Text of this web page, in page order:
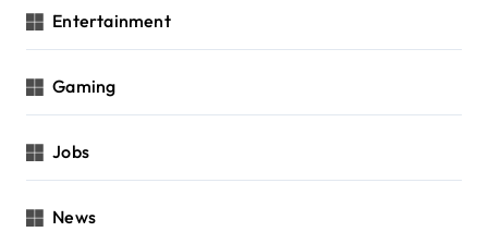
Entertainment
Gaming
Jobs
News